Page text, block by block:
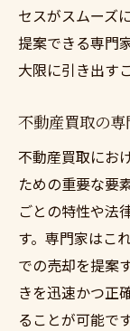
セスがスムーズ
提案できる専門
大限に引き出す
不動産買取の専
不動産買取にお
ための重要な要
ごとの特性や法
す。専門家はこ
での売却を提案
きを迅速かつ正
ることが可能で